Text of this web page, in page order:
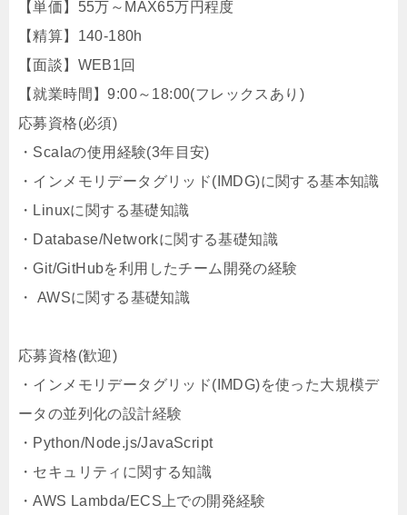
【単価】55万～MAX65万円程度
【精算】140-180h
【面談】WEB1回
【就業時間】9:00～18:00(フレックスあり)
応募資格(必須)
・Scalaの使用経験(3年目安)
・インメモリデータグリッド(IMDG)に関する基本知識
・Linuxに関する基礎知識
・Database/Networkに関する基礎知識
・Git/GitHubを利用したチーム開発の経験
・ AWSに関する基礎知識
応募資格(歓迎)
・インメモリデータグリッド(IMDG)を使った大規模デ
ータの並列化の設計経験
・Python/Node.js/JavaScript
・セキュリティに関する知識
・AWS Lambda/ECS上での開発経験